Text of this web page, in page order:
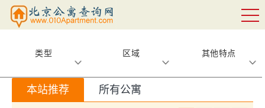
类型 区域 其他特点
本站推荐 所有公寓